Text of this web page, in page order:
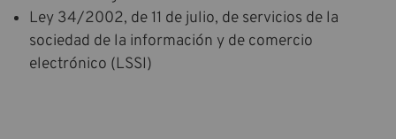
Ley 34/2002, de 11 de julio, de servicios de la
sociedad de la información y de comercio
electrónico (LSSI)